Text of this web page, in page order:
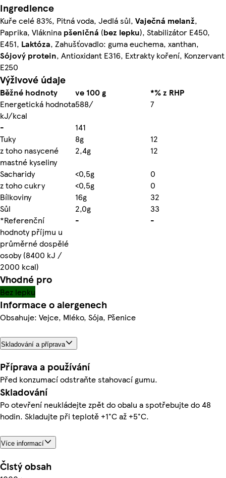
Ingredience
Kuře celé 83%, Pitná voda, Jedlá sůl, Vaječná melanž,
Paprika, Vláknina pšeničná (bez lepku), Stabilizátor E450,
E451, Laktóza, Zahušťovadlo: guma euchema, xanthan,
Sójový protein, Antioxidant E316, Extrakty koření, Konzervant
E250
Výživové údaje
Běžné hodnoty ve 100 g
*% z RHP
Energetická hodnota
kJ/kcal
588/
7
-
141
Tuky
8g
12
z toho nasycené
mastné kyseliny
2,4g
12
Sacharidy
<0,5g
0
z toho cukry
<0,5g
0
Bílkoviny
16g
32
Sůl
2,0g
33
*Referenční
hodnoty příjmu u
průměrné dospělé
osoby (8400 kJ /
2000 kcal)
- -
Vhodné pro
Bez lepku
Informace o alergenech
Obsahuje: Vejce, Mléko, Sója, Pšenice
Skladování a příprava
Příprava a používání
Před konzumací odstraňte stahovací gumu.
Skladování
Po otevření neukládejte zpět do obalu a spotřebujte do 48
hodin. Skladujte při teplotě +1°C až +5°C.
Více informací
Čistý obsah